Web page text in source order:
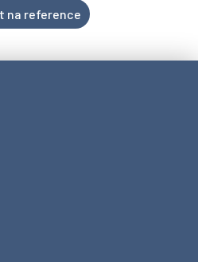
na reference